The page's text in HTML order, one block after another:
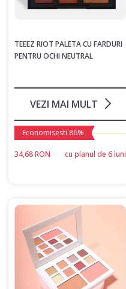
TEEEZ RIOT PALETA CU FARDURI
PENTRU OCHI NEUTRAL
VEZI MAI MULT
Economisesti 86%
34,68 RON сu planul de 6 luni